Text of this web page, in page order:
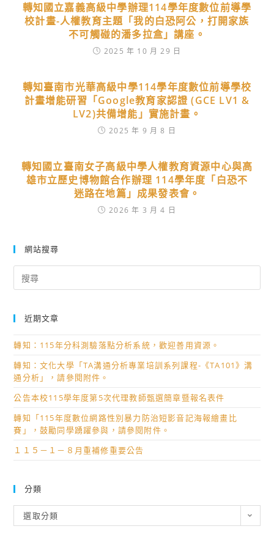
轉知國立嘉義高級中學辦理114學年度數位前導學
校計畫-人權教育主題「我的白恐阿公，打開家族
不可觸碰的潘多拉盒」講座。
2025 年 10 月 29 日
轉知臺南市光華高級中學114學年度數位前導學校
計畫增能研習「Google教育家認證 (GCE LV1 &
LV2)共備增能」實施計畫。
2025 年 9 月 8 日
轉知國立臺南女子高級中學人權教育資源中心與高
雄市立歷史博物館合作辦理 114學年度「白恐不
迷路在地篇」成果發表會。
2026 年 3 月 4 日
網站搜尋
for:
近期文章
轉知：115年分科測驗落點分析系統，歡迎善用資源。
轉知：文化大學「TA溝通分析專業培訓系列課程-《TA101》溝
通分析」，請參閱附件。
公告本校115學年度第5次代理教師甄選簡章暨報名表件
轉知「115年度數位網路性別暴力防治短影音記海報繪畫比
賽」，鼓勵同學踴躍參與，請參閱附件。
１１５－１－８月重補修重要公告
分類
類
選取分類